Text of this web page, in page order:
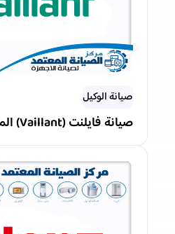
صيانة الوكيل
صيانة فايلنت (Vaillant) المعتمدة في الإمارات